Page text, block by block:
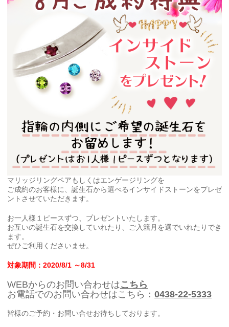
マリッジリングペアもしくはエンゲージリングを
ご成約のお客様に、誕生石から選べるインサイドストーンをプレゼ
ントさせていただきます。
お一人様１ピースずつ、プレゼントいたします。
お互いの誕生石を交換していれたり、ご入籍月を選でいれたりでき
ます。
ぜひご利用くださいませ。
対象期間：2020/8/1 ～8/31
WEBからのお問い合わせはこちら
お電話でのお問い合わせはこちら： 0438-22-5333
皆様のご予約・お問い合せお待ちしております。